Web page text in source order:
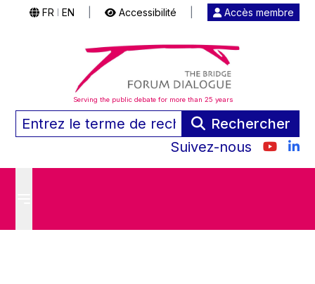
FR EN Accessibilité Accès membre
Serving the public debate for more than 25 years
Rechercher
Suivez-nous